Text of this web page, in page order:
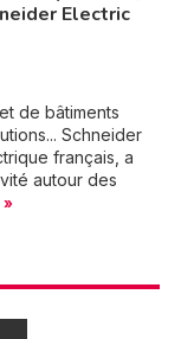
Electric
de bâtiments
Schneider
français, a
autour des
»